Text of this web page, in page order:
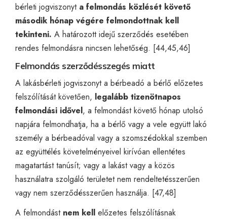
bérleti jogviszonyt a felmondás közlését követő
második hónap végére felmondottnak kell
tekinteni. A határozott idejű szerződés esetében
rendes felmondásra nincsen lehetőség. [44,45,46]
Felmondás szerződésszegés miatt
A lakásbérleti jogviszonyt a bérbeadó a bérlő előzetes
felszólítását követően, legalább tizenötnapos
felmondási idővel, a felmondást követő hónap utolsó
napjára felmondhatja, ha a bérlő vagy a vele együtt lakó
személy a bérbeadóval vagy a szomszédokkal szemben
az együttélés követelményeivel kirívóan ellentétes
magatartást tanúsít; vagy a lakást vagy a közös
használatra szolgáló területet nem rendeltetésszerűen
vagy nem szerződésszerűen használja. [47,48]
A felmondást nem kell előzetes felszólításnak